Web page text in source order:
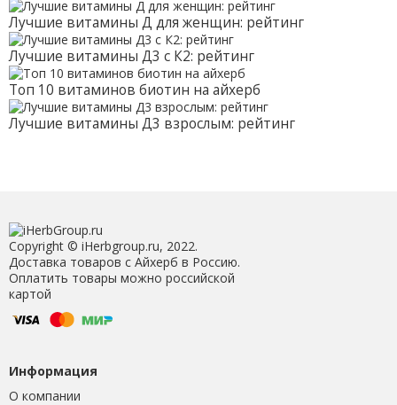
Лучшие витамины Д для женщин: рейтинг
Лучшие витамины Д3 с К2: рейтинг
Топ 10 витаминов биотин на айхерб
Лучшие витамины Д3 взрослым: рейтинг
Copyright © iHerbgroup.ru, 2022.
Доставка товаров с Айхерб в Россию.
Оплатить товары можно российской
картой
Информация
О компании